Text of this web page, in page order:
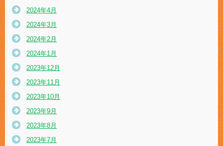
2024年4月
2024年3月
2024年2月
2024年1月
2023年12月
2023年11月
2023年10月
2023年9月
2023年8月
2023年7月